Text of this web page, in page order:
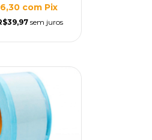
com Pix
sem juros